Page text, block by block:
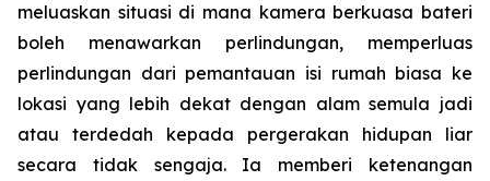
meluaskan situasi di mana kamera berkuasa bateri
boleh menawarkan perlindungan, memperluas
perlindungan dari pemantauan isi rumah biasa ke
lokasi yang lebih dekat dengan alam semula jadi
atau terdedah kepada pergerakan hidupan liar
secara tidak sengaja. Ia memberi ketenangan